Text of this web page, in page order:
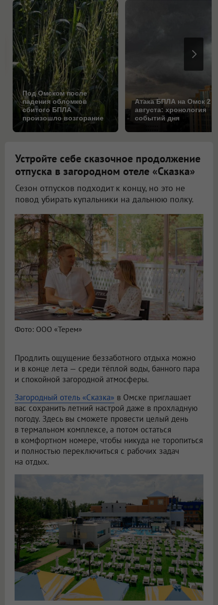
Под Омском после
падения обломков
сбитого БПЛА
произошло возгорание
Атака БПЛА на Омск 2
августа: хронология
событий дня
Устройте себе сказочное продолжение
отпуска в загородном отеле «Сказка»
Сезон отпусков подходит к концу, но это не
повод убирать купальники на дальнюю полку.
Фото: ООО «Терем»
Продлить ощущение беззаботного отдыха можно
и в конце лета — среди тёплой воды, банного пара
и спокойной загородной атмосферы.
Загородный отель «Сказка» в Омске приглашает
вас сохранить летний настрой даже в прохладную
погоду. Здесь вы сможете провести целый день
в термальном комплексе, а потом остаться
в комфортном номере, чтобы никуда не торопиться
и полностью переключиться с рабочих задач
на отдых.